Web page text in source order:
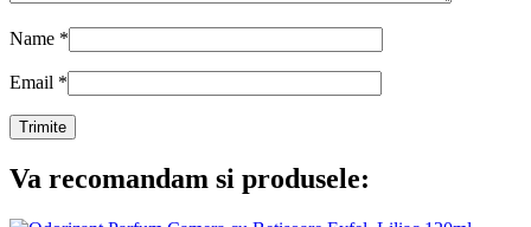
Name *
Email *
Va recomandam si produsele: